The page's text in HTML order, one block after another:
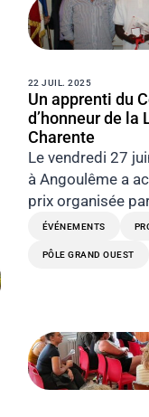
22 JUIL. 2025
Un apprenti du
d’honneur de la
Charente
Le vendredi 27
à Angoulême a
prix organisée
ÉVÉNEMENTS
PÔLE GRAND OUEST